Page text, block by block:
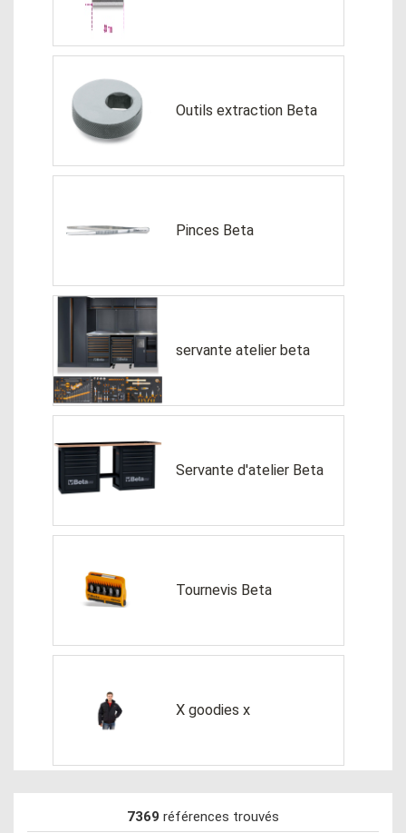
Outils extraction Beta
Pinces Beta
servante atelier beta
Servante d'atelier Beta
Tournevis Beta
X goodies x
7369 références trouvés